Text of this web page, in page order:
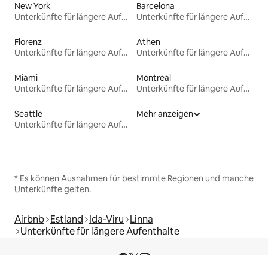
New York
Unterkünfte für längere Aufenthalte
Barcelona
Unterkünfte für längere Aufenthalte
Florenz
Unterkünfte für längere Aufenthalte
Athen
Unterkünfte für längere Aufenthalte
Miami
Unterkünfte für längere Aufenthalte
Montreal
Unterkünfte für längere Aufenthalte
Seattle
Unterkünfte für längere Aufenthalte
Mehr anzeigen
* Es können Ausnahmen für bestimmte Regionen und manche
Unterkünfte gelten.
Airbnb Estland Ida-Viru Linna
Unterkünfte für längere Aufenthalte